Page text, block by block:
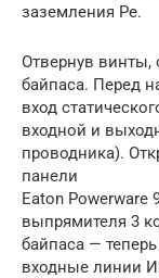
заземления Pe.
Отвернув винты,
байпаса. Перед
вход
входной и
проводника).
панели
Eaton
выпрямителя 3
байпаса —
входные линии